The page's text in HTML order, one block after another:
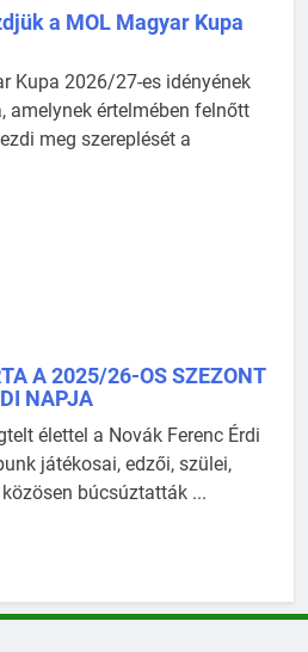
a MOL Magyar Kupa
Kupa 2026/27-es idényének
amelynek értelmében felnőtt
meg szereplését a
A 2025/26-OS SZEZONT
NAPJA
élettel a Novák Ferenc Érdi
játékosai, edzői, szülei,
búcsúztatták ...